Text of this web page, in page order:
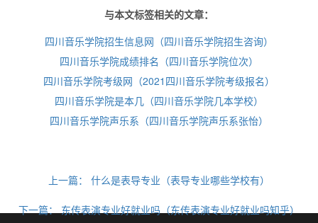
与本文标签相关的文章：
四川音乐学院招生信息网（四川音乐学院招生咨询）
四川音乐学院成绩排名（四川音乐学院位次）
四川音乐学院考级网（2021四川音乐学院考级报名）
四川音乐学院是本几（四川音乐学院几本学校）
四川音乐学院声乐系（四川音乐学院声乐系张怡）
上一篇： 什么是表导专业（表导专业哪些学校有）
下一篇： 东传表演专业好就业吗（东传表演专业好就业吗知乎）